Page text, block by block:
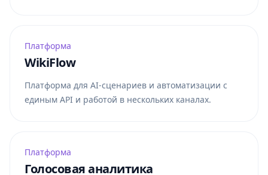
Платформа
WikiFlow
Платформа для AI-сценариев и автоматизации с
единым API и работой в нескольких каналах.
Платформа
Голосовая аналитика